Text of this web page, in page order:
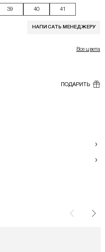
39 40 41
НАПИСАТЬ МЕНЕДЖЕРУ
Все цвета
ПОДАРИТЬ
Назад